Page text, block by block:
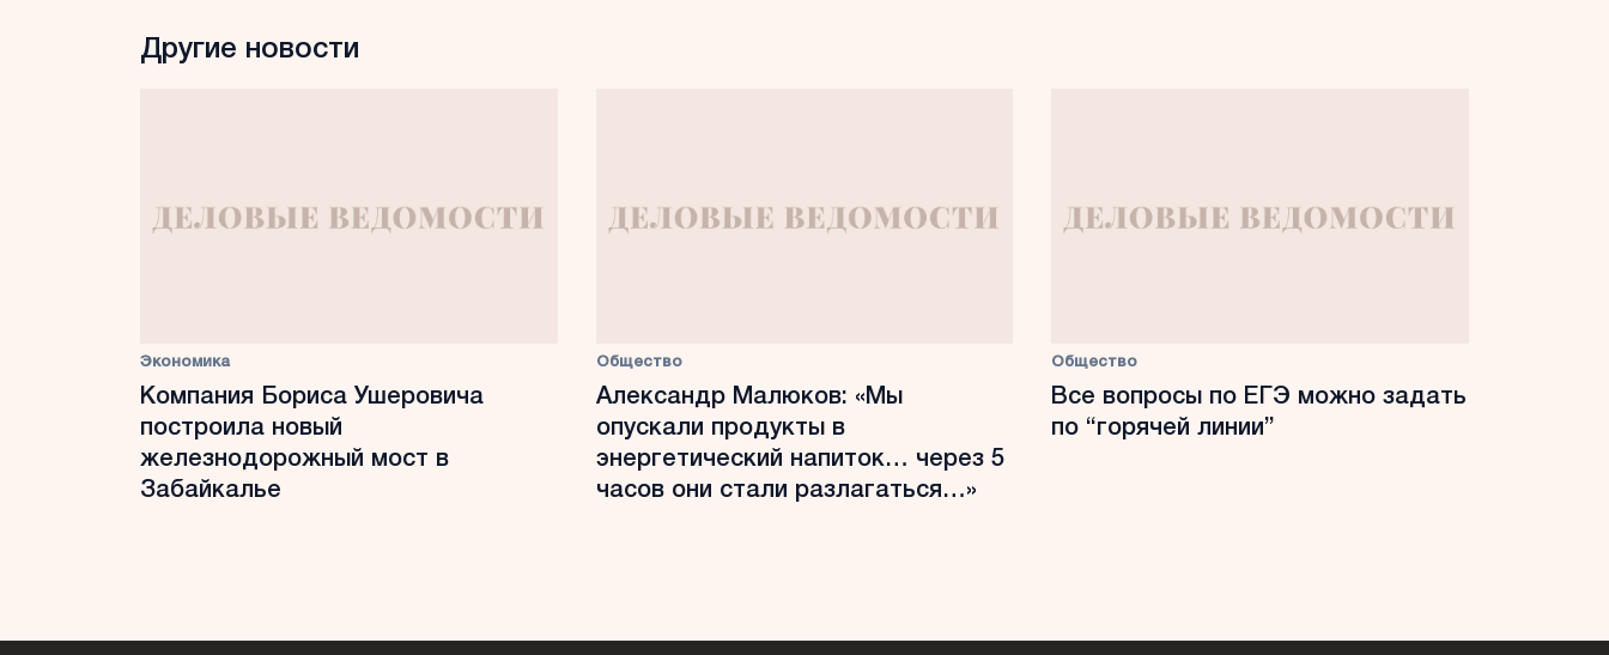
Другие новости
Экономика
Компания Бориса Ушеровича
построила новый
железнодорожный мост в
Забайкалье
Общество
Александр Малюков: «Мы
опускали продукты в
энергетический напиток… через 5
часов они стали разлагаться…»
Общество
Все вопросы по ЕГЭ можно задать
по “горячей линии”